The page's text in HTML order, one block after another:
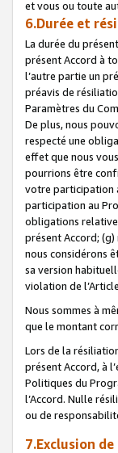
et vous ou toute
6.Durée et
La durée du
présent Accord à
l’autre partie un
préavis de
Paramètres du
De plus, nous
respecté une
effet que nous
pourrions être
votre participation
participation au
obligations
présent Accord;
nous considérons
sa version
violation de
Nous sommes à
que le montant
Lors de la
présent Accord, à
Politiques du
l’Accord. Nulle
ou de
7.Exclusion